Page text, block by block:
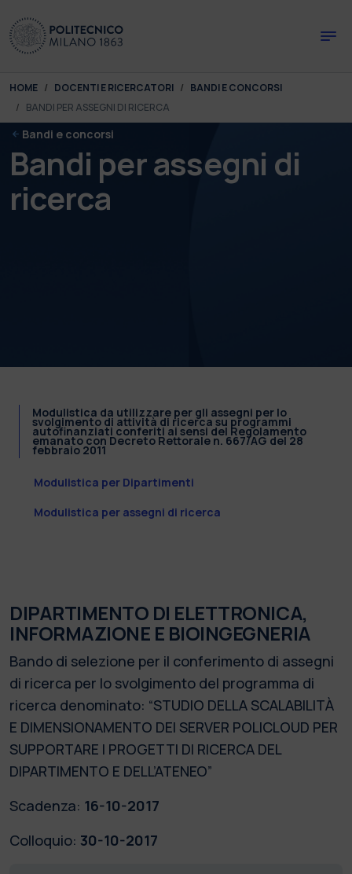
You are here:
HOME DOCENTI E RICERCATORI
BANDI E CONCORSI
BANDI PER ASSEGNI DI RICERCA
Bandi e concorsi
Bandi per assegni di
ricerca
Modulistica da utilizzare per gli assegni per lo
svolgimento di attività di ricerca su programmi
autofinanziati conferiti ai sensi del Regolamento
emanato con Decreto Rettorale n. 667/AG del 28
febbraio 2011
Modulistica per Dipartimenti
Modulistica per assegni di ricerca
DIPARTIMENTO DI ELETTRONICA,
INFORMAZIONE E BIOINGEGNERIA
Bando di selezione per il conferimento di assegni
di ricerca per lo svolgimento del programma di
ricerca denominato: “STUDIO DELLA SCALABILITÀ
E DIMENSIONAMENTO DEI SERVER POLICLOUD PER
SUPPORTARE I PROGETTI DI RICERCA DEL
DIPARTIMENTO E DELL’ATENEO”
Scadenza: 16-10-2017
Colloquio: 30-10-2017